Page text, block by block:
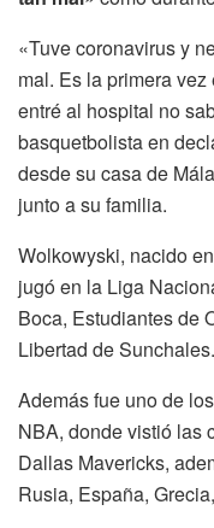
«Tuve coronavirus y
mal. Es la primera
entré al hospital no
basquetbolista en
desde su casa de
junto a su familia.
Wolkowyski, nacido
jugó en la Liga
Boca, Estudiantes de
Libertad de Sunchales.
Además fue uno de
NBA, donde vistió las
Dallas Mavericks,
Rusia, España,